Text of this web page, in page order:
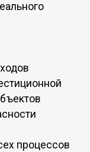
процессов